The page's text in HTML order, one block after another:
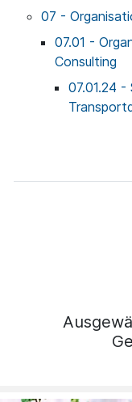
07 -
07.01 -
Consulting
07.01.24 -